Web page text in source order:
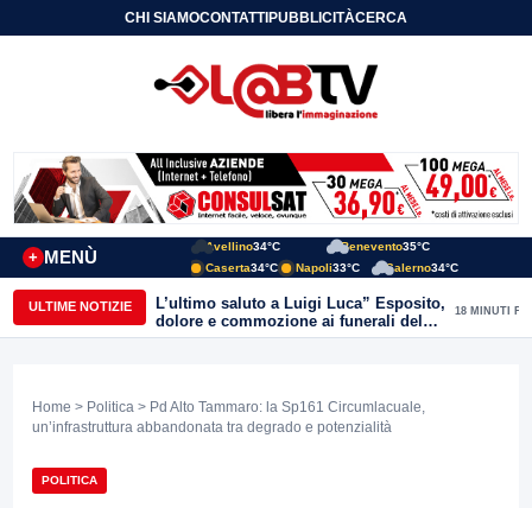
CHI SIAMOCONTATTIPUBBLICITÀCERCA
MENÙ
+
Avellino34°C Benevento35°C
Caserta34°C Napoli33°C Salerno34°C
ULTIME NOTIZIE
L’ultimo saluto a Luigi Luca” Esposito,
dolore e commozione ai funerali del
giornalista ucciso
18 MINUTI FA
Home > Politica > Pd Alto Tammaro: la Sp161 Circumlacuale,
un’infrastruttura abbandonata tra degrado e potenzialità
POLITICA